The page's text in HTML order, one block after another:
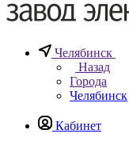
Челябинск
Назад
Города
Челябинск
Кабинет